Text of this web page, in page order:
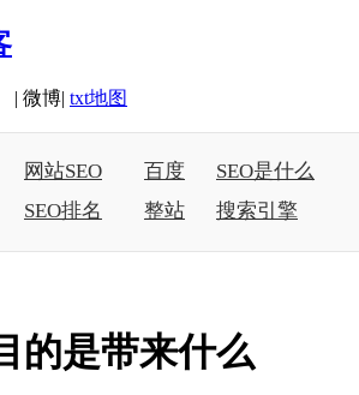
| 微博| txt地图
网站SEO 百度
SEO是什么
SEO排名 整站 搜索引擎
的是带来什么